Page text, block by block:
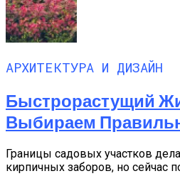
АРХИТЕКТУРА И ДИЗАЙН
Быстрорастущий
Выбираем
Границы садовых участков
кирпичных заборов, но сейчас